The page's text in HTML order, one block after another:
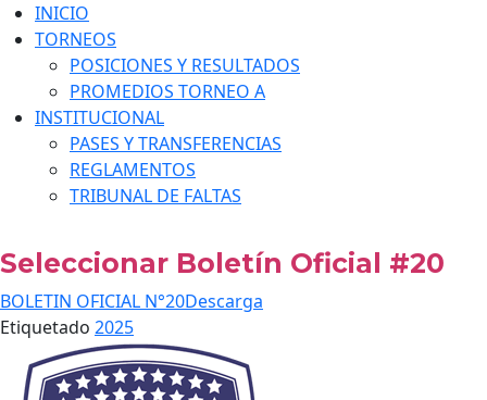
INICIO
TORNEOS
POSICIONES Y RESULTADOS
PROMEDIOS TORNEO A
INSTITUCIONAL
PASES Y TRANSFERENCIAS
REGLAMENTOS
TRIBUNAL DE FALTAS
Seleccionar Boletín Oficial #20
BOLETIN OFICIAL N°20Descarga
Etiquetado 2025